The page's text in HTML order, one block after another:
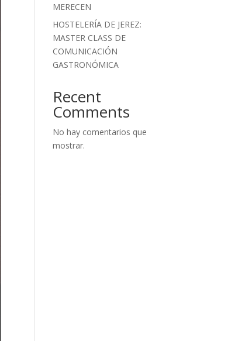
MERECEN
HOSTELERÍA DE JEREZ:
MASTER CLASS DE
COMUNICACIÓN
GASTRONÓMICA
Recent
Comments
No hay comentarios que
mostrar.